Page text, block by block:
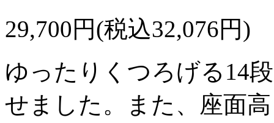
29,700円(税込32,076円)
ゆったりくつろげる14
せました。また、座面